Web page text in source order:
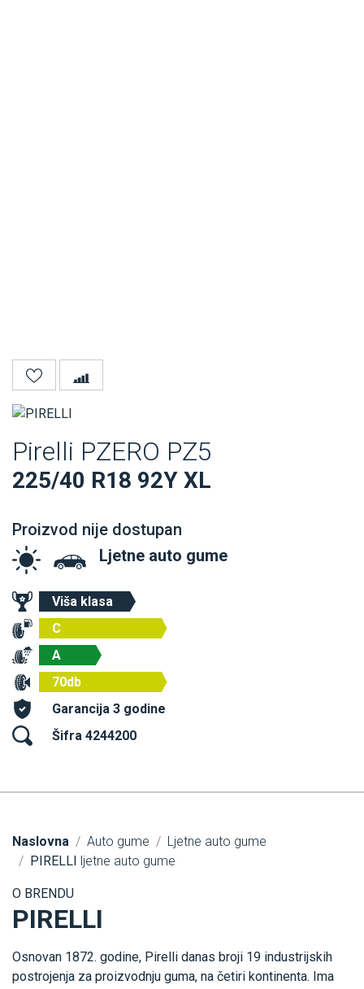
Pirelli PZERO PZ5
225/40 R18 92Y XL
Proizvod nije dostupan
Ljetne auto gume
Viša klasa
C
A
70db
Garancija 3 godine
Šifra 4244200
Naslovna Auto gume
Ljetne auto gume
PIRELLI ljetne auto gume
O BRENDU
PIRELLI
Osnovan 1872. godine, Pirelli danas broji 19 industrijskih
postrojenja za proizvodnju guma, na četiri kontinenta. Ima